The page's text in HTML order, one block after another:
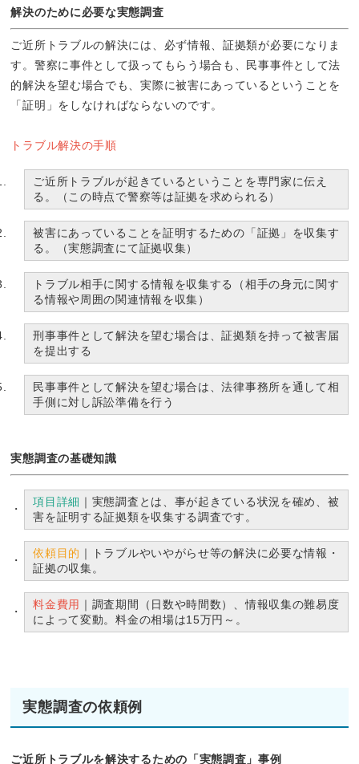
解決のために必要な実態調査
ご近所トラブルの解決には、必ず情報、証拠類が必要になりま
す。警察に事件として扱ってもらう場合も、民事事件として法
的解決を望む場合でも、実際に被害にあっているということを
「証明」をしなければならないのです。
トラブル解決の手順
ご近所トラブルが起きているということを専門家に伝え
る。（この時点で警察等は証拠を求められる）
被害にあっていることを証明するための「証拠」を収集す
る。（実態調査にて証拠収集）
トラブル相手に関する情報を収集する（相手の身元に関す
る情報や周囲の関連情報を収集）
刑事事件として解決を望む場合は、証拠類を持って被害届
を提出する
民事事件として解決を望む場合は、法律事務所を通して相
手側に対し訴訟準備を行う
実態調査の基礎知識
項目詳細 ｜実態調査とは、事が起きている状況を確め、被
害を証明する証拠類を収集する調査です。
依頼目的 ｜トラブルやいやがらせ等の解決に必要な情報・
証拠の収集。
料金費用 ｜調査期間（日数や時間数）、情報収集の難易度
によって変動。料金の相場は15万円～。
実態調査の依頼例
ご近所トラブルを解決するための「実態調査」事例